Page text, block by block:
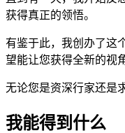
获得真正的领悟。
有鉴于此，我创办了这
望能让您获得全新的视
无论您是资深行家还是
我能得到什么